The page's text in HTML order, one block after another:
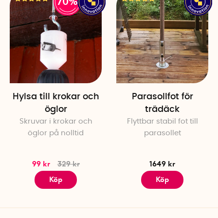
Lecakulor ingår.
Takkrok ingår ej.
Hylsa till krokar och
öglor
Skruvar i krokar och
öglor på nolltid
99 kr
329 kr
Köp
Parasollfot för
trädäck
Flyttbar stabil fot till
parasollet
1649 kr
Köp